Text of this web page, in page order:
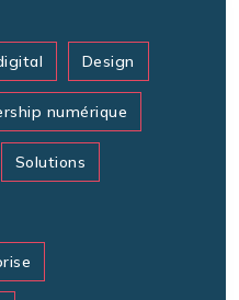
Design
numérique
Solutions